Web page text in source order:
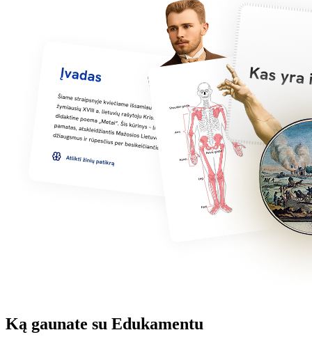
Ką gaunate su Edukamentu